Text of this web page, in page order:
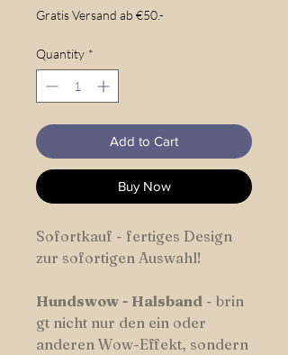
Gratis Versand ab €50.-
Quantity *
Add to Cart
Buy Now
Sofortkauf - fertiges Design
zur sofortigen Auswahl!
Hundswow - Halsband - brin
gt nicht nur den ein oder
anderen Wow-Effekt, sondern